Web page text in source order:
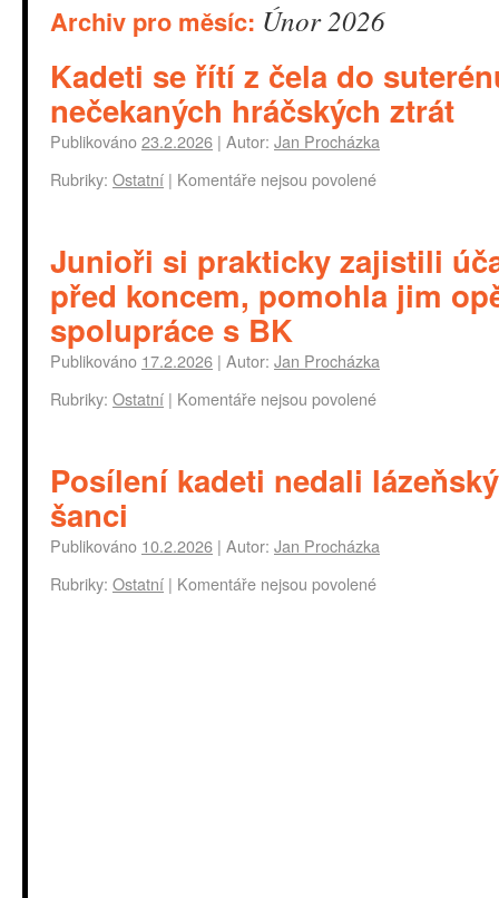
Archiv pro měsíc: Únor 2026
Kadeti se řítí z čela do
nečekaných hráčských ztrát
Publikováno23.2.2026 | Autor: Jan Procházka
Rubriky: Ostatní | Komentáře nejsou povolené
Junioři si prakticky zajistili
před koncem, pomohla jim
spolupráce s BK
Publikováno 17.2.2026 | Autor: Jan Procházka
Rubriky: Ostatní | Komentáře nejsou povolené
Posílení kadeti nedali
šanci
Publikováno 10.2.2026 | Autor: Jan Procházka
Rubriky: Ostatní | Komentáře nejsou povolené